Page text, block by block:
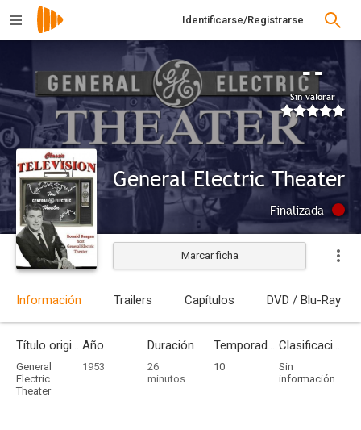
Identificarse/Registrarse
--
Sin valorar
General Electric Theater
Finalizada
Marcar ficha
Información Trailers Capítulos DVD / Blu-Ray
Título original
General
Electric
Theater
Año
1953
Duración
26
minutos
Temporadas
10
Clasificación por edades
Sin
información